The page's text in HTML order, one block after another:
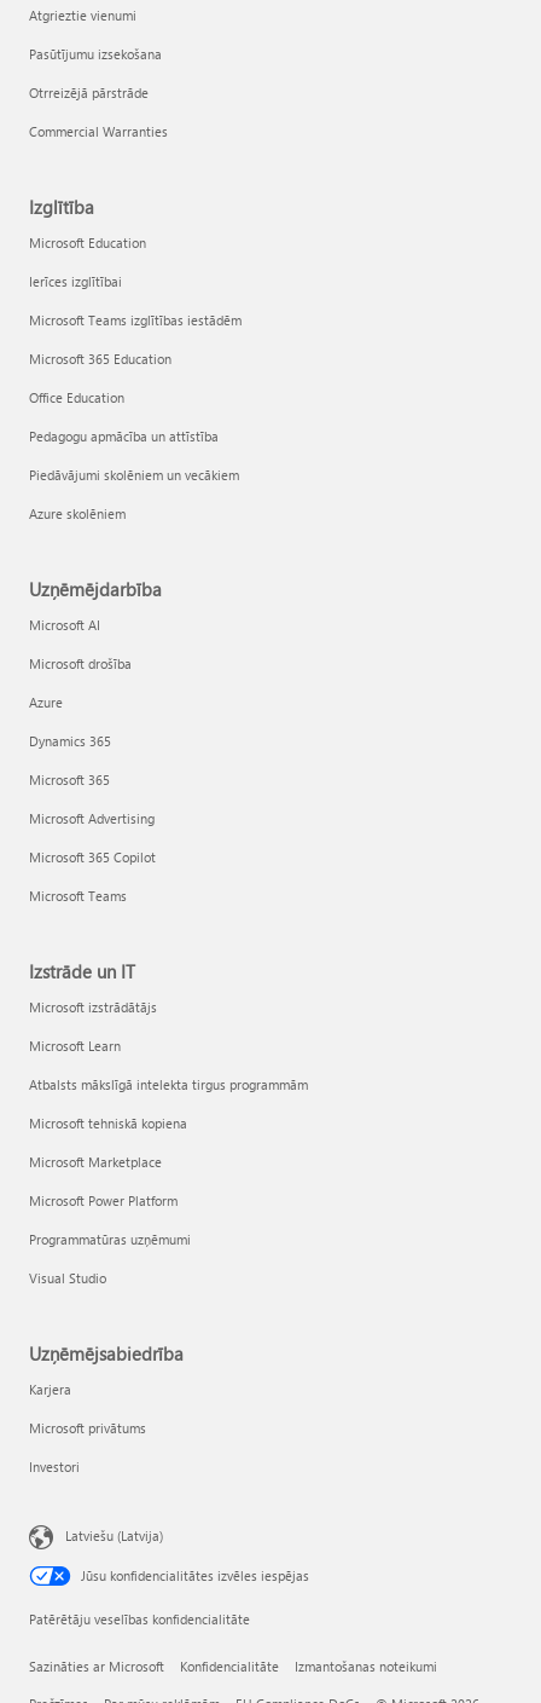
Atgrieztie vienumi
Pasūtījumu izsekošana
Otrreizējā pārstrāde
Commercial Warranties
Izglītība
Microsoft Education
Ierīces izglītībai
Microsoft Teams izglītības iestādēm
Microsoft 365 Education
Office Education
Pedagogu apmācība un attīstība
Piedāvājumi skolēniem un vecākiem
Azure skolēniem
Uzņēmējdarbība
Microsoft AI
Microsoft drošība
Azure
Dynamics 365
Microsoft 365
Microsoft Advertising
Microsoft 365 Copilot
Microsoft Teams
Izstrāde un IT
Microsoft izstrādātājs
Microsoft Learn
Atbalsts mākslīgā intelekta tirgus programmām
Microsoft tehniskā kopiena
Microsoft Marketplace
Microsoft Power Platform
Programmatūras uzņēmumi
Visual Studio
Uzņēmējsabiedrība
Karjera
Microsoft privātums
Investori
Latviešu (Latvija)
Jūsu konfidencialitātes izvēles iespējas
Patērētāju veselības konfidencialitāte
Sazināties ar Microsoft Konfidencialitāte Izmantošanas noteikumi